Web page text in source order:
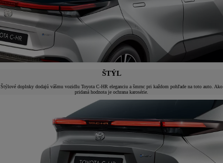
ŠTÝL
Štýlové doplnky dodajú vášmu vozidlu Toyota C-HR eleganciu a šmrnc pri každom pohľade na toto auto. Ako
pridaná hodnota je ochrana karosérie.